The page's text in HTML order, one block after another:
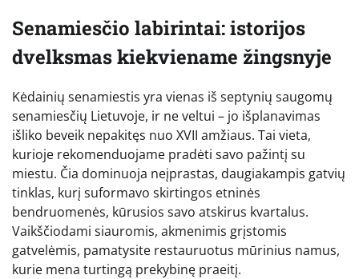
Senamiesčio labirintai: istorijos
dvelksmas kiekviename žingsnyje
Kėdainių senamiestis yra vienas iš septynių saugomų
senamiesčių Lietuvoje, ir ne veltui – jo išplanavimas
išliko beveik nepakitęs nuo XVII amžiaus. Tai vieta,
kurioje rekomenduojame pradėti savo pažintį su
miestu. Čia dominuoja neįprastas, daugiakampis gatvių
tinklas, kurį suformavo skirtingos etninės
bendruomenės, kūrusios savo atskirus kvartalus.
Vaikščiodami siauromis, akmenimis grįstomis
gatvelėmis, pamatysite restauruotus mūrinius namus,
kurie mena turtingą prekybinę praeitį.